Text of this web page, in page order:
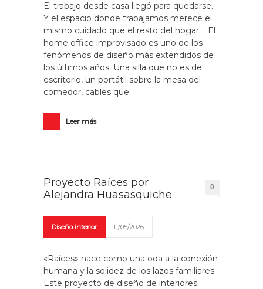
El trabajo desde casa llegó para quedarse.
Y el espacio donde trabajamos merece el
mismo cuidado que el resto del hogar. El
home office improvisado es uno de los
fenómenos de diseño más extendidos de
los últimos años. Una silla que no es de
escritorio, un portátil sobre la mesa del
comedor, cables que
Leer más
Proyecto Raíces por
Alejandra Huasasquiche
0
Diseño interior 11/05/2026
«Raíces» nace como una oda a la conexión
humana y la solidez de los lazos familiares.
Este proyecto de diseño de interiores